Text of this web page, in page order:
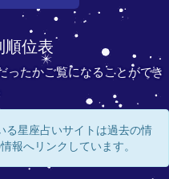
順位表
ったかご覧になることができ
星座占いサイトは過去の情
報へリンクしています。